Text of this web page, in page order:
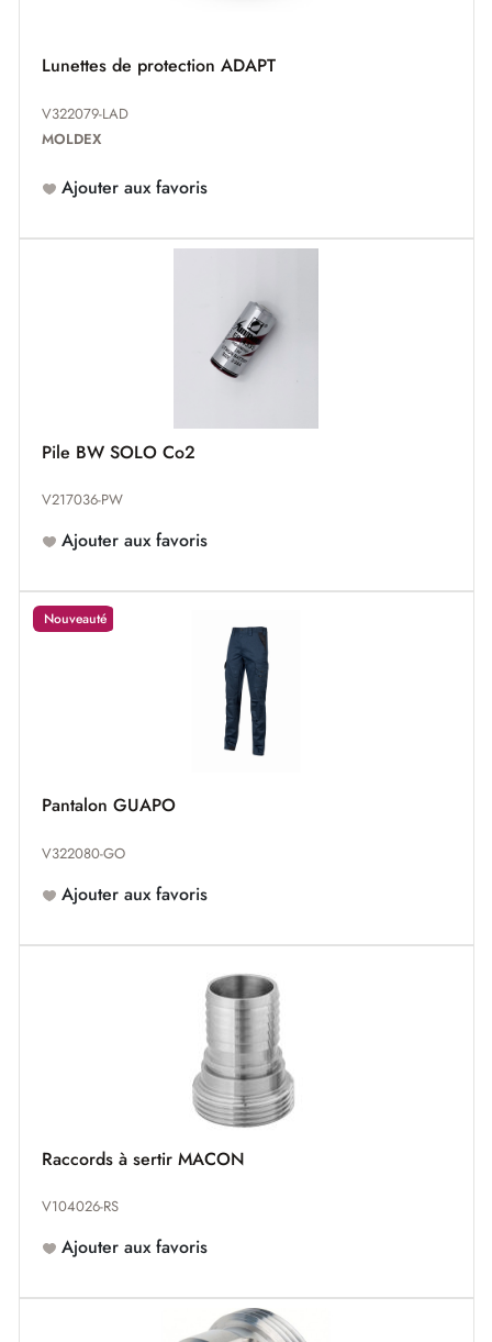
Lunettes de protection ADAPT
V322079-LAD
MOLDEX
Ajouter aux favoris
Pile BW SOLO Co2
V217036-PW
Ajouter aux favoris
Nouveauté
Pantalon GUAPO
V322080-GO
Ajouter aux favoris
Raccords à sertir MACON
V104026-RS
Ajouter aux favoris